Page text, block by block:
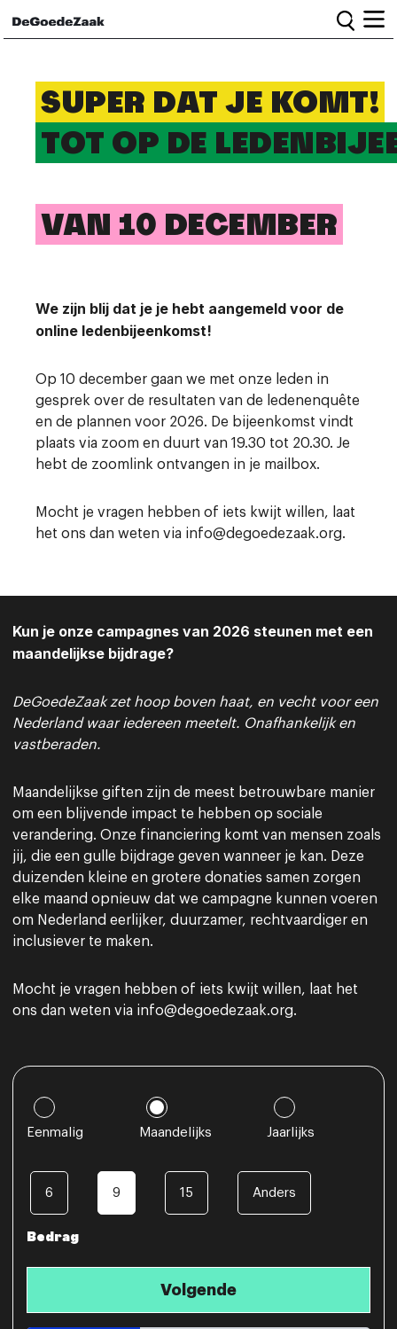
Alle campagnes
Burgercampagnes
Start petitie
Nieuws
Wat we doen
Vacatures
Veelgestelde vragen
Contact
SUPER DAT JE KOMT!
TOT OP DE
VAN 10 DECEMBER
We zijn blij dat je je hebt aangemeld voor de
online ledenbijeenkomst!
Op 10 december gaan we met onze leden in
gesprek over de resultaten van de ledenenquête
en de plannen voor 2026. De bijeenkomst vindt
plaats via zoom en duurt van 19.30 tot 20.30. Je
hebt de zoomlink ontvangen in je mailbox.
Mocht je vragen hebben of iets kwijt willen, laat
het ons dan weten via info@degoedezaak.org.
Kun je onze campagnes van 2026 steunen met een
maandelijkse bijdrage?
DeGoedeZaak zet hoop boven haat, en vecht voor een
Nederland waar iedereen meetelt. Onafhankelijk en
vastberaden.
Maandelijkse giften zijn de meest betrouwbare manier
om een blijvende impact te hebben op sociale
verandering. Onze financiering komt van mensen zoals
jij, die een gulle bijdrage geven wanneer je kan. Deze
duizenden kleine en grotere donaties samen zorgen
elke maand opnieuw dat we campagne kunnen voeren
om Nederland eerlijker, duurzamer, rechtvaardiger en
inclusiever te maken.
Mocht je vragen hebben of iets kwijt willen, laat het
ons dan weten via info@degoedezaak.org.
Eenmalig Maandelijks Jaarlijks
6 9 15 Anders
Bedrag